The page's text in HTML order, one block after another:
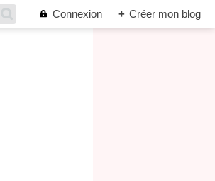
Connexion + Créer mon blog